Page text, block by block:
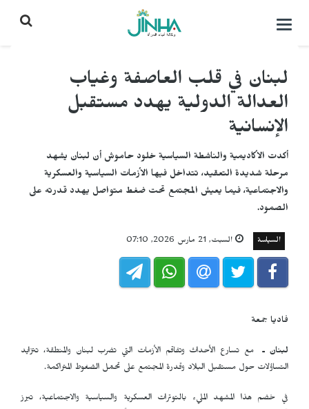
التحكم
لبنان في قلب العاصفة وغياب
العدالة الدولية يهدد مستقبل
الإنسانية
أكدت الأكاديمية والناشطة السياسية خلود حاموش أن لبنان يشهد
مرحلة شديدة التعقيد، تتداخل فيها الأزمات السياسية والعسكرية
والاجتماعية، فيما يعيش المجتمع تحت ضغط متواصل يهدد قدرته على
الصمود.
السياسة السبت, 21 مارس 2026, 07:10
فاديا جمعة
لبنان ـمع تسارع الأحداث وتفاقم الأزمات التي تضرب لبنان والمنطقة، تتزايد
التساؤلات حول مستقبل البلاد وقدرة المجتمع على تحمّل الضغوط المتراكمة.
في خضم هذا المشهد المليء بالتوترات العسكرية والسياسية والاجتماعية، تبرز